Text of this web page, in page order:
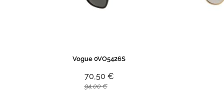
Vogue 0VO5426S
70,50 €
94,00 €